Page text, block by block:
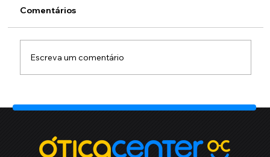
Comentários
Escreva um comentário